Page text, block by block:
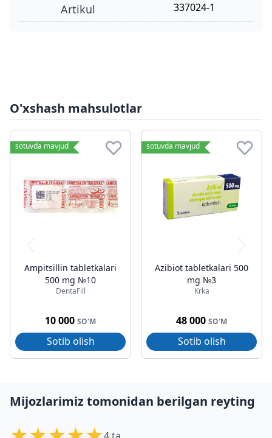
Artikul 337024-1
O'xshash mahsulotlar
sotuvda mavjud
Ampitsillin tabletkalari
500 mg №10
DentaFill
10 000 SO'M
Sotib olish
sotuvda mavjud
Azibiot tabletkalari 500
mg №3
Krka
48 000 SO'M
Sotib olish
Mijozlarimiz tomonidan berilgan reyting